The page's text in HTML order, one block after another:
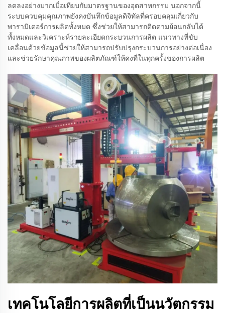
ลดลงอย่างมากเมื่อเทียบกับมาตรฐานของอุตสาหกรรม นอกจากนี้
ระบบควบคุมคุณภาพยังคงบันทึกข้อมูลดิจิทัลที่ครอบคลุมเกี่ยวกับ
พารามิเตอร์การผลิตทั้งหมด ซึ่งช่วยให้สามารถติดตามย้อนกลับได้
ทั้งหมดและวิเคราะห์รายละเอียดกระบวนการผลิต แนวทางที่ขับ
เคลื่อนด้วยข้อมูลนี้ช่วยให้สามารถปรับปรุงกระบวนการอย่างต่อเนื่อง
และช่วยรักษาคุณภาพของผลิตภัณฑ์ให้คงที่ในทุกครั้งของการผลิต
เทคโนโลยีการผลิตที่เป็นนวัตกรรม